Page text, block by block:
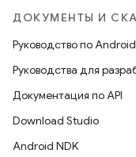
ДОКУМЕНТЫ И
Руководство по
Руководства для
Документация по API
Download Studio
Android NDK